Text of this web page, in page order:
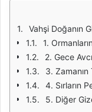
Vahşi Doğanın
1.
2. Gece
3. Zamanın
4. Sırların
5. Diğer